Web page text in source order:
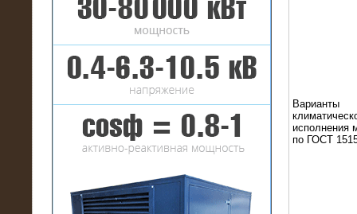
МВт (10 кВ) на газовое
месторождение
17.10.2016
Варианты
исполнения
по ГОСТ